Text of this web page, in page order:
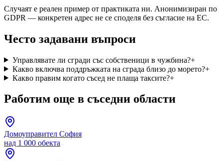
Случаят е реален пример от практиката ни. Анонимизиран по
GDPR — конкретен адрес не се споделя без съгласие на ЕС.
Често задавани въпроси
Управлявате ли сгради със собственици в чужбина?+
Какво включва поддръжката на сграда близо до морето?+
Какво правим когато съсед не плаща таксите?+
Работим още в съседни области
Домоуправител София
над 1 000 обекта